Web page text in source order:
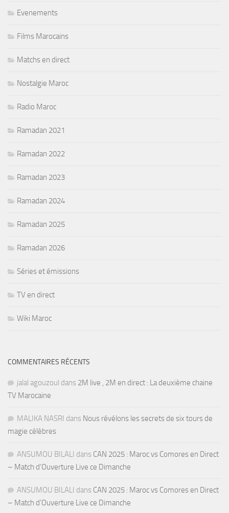
Evenements
Films Marocains
Matchs en direct
Nostalgie Maroc
Radio Maroc
Ramadan 2021
Ramadan 2022
Ramadan 2023
Ramadan 2024
Ramadan 2025
Ramadan 2026
Séries et émissions
TV en direct
Wiki Maroc
COMMENTAIRES RÉCENTS
jalal agouzoul dans 2M live , 2M en direct : La deuxième chaine
TV Marocaine
MALIKA NASRI dans Nous révélons les secrets de six tours de
magie célèbres
ANSUMOU BILALI dans CAN 2025 : Maroc vs Comores en Direct
– Match d’Ouverture Live ce Dimanche
ANSUMOU BILALI dans CAN 2025 : Maroc vs Comores en Direct
– Match d’Ouverture Live ce Dimanche